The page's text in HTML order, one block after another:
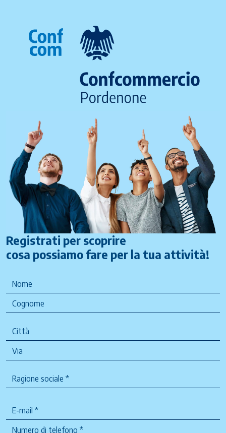
Registrati per scoprire
cosa possiamo fare per la tua attività!